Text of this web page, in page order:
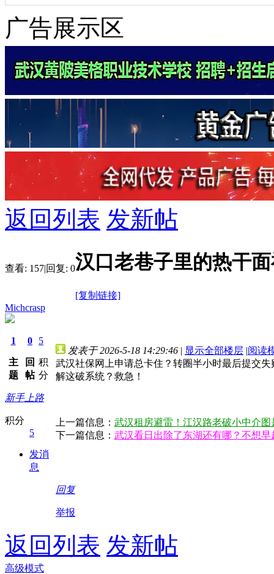
广告展示区
返回列表 发新帖
查看: 157|回复: 0汉口老巷子里的热干
[复制链接]
Michcrasp
1
主
题
0
回
帖
5
积
分
新手上路
积分
5
发消
息
发表于 2026-5-18 14:29:46 | 显示全部楼层 |阅读
武汉社保网上申请总卡住？转圈半小时最后提交
解这破系统？救急！
上一篇信息： 武汉租房避雷！江汉路老破小中介
下一篇信息： 武汉看日出除了东湖还有哪？不想
回复
举报
返回列表 发新帖
高级模式